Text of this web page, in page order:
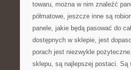
towaru, można w nim znaleźć
półmatowe, jeszcze inne są
panele, jakie będą pasować do
dostępnych w sklepie, jest
porach jest niezwykle
sklepu, są najlepszej postaci. Są